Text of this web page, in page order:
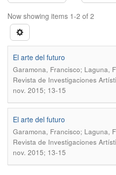
Now showing items 1-2 of 2
El arte del futuro
Garamona, Francisco; Laguna,
Revista de Investigaciones
nov. 2015; 13-15
El arte del futuro
Garamona, Francisco; Laguna,
Revista de Investigaciones
nov. 2015; 13-15